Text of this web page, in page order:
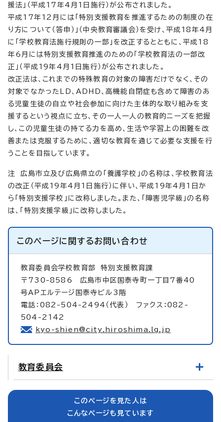
援法」（平成17年4月1日施行）が公布されました。
平成17年12月には「特別支援教育を推進するための制度の在
り方について（答申）」（中央教育審議会）を受け、平成18年4月
に「学校教育法施行規則の一部」を改正するとともに、平成18
年6月には特別支援教育推進のための「学校教育法の一部改
正」（平成19年4月1日施行）が公布されました。
改正法は、これまでの特殊教育の対象の障害だけでなく、その
対象でなかったLD、ADHD、高機能自閉症も含めて障害のあ
る児童生徒の自立や社会参加に向けた主体的な取り組みを支
援するという視点に立ち、その一人一人の教育的ニーズを把握
し、この児童生徒の持てる力を高め、生活や学習上の困難を改
善または克服するために、適切な教育を通じて必要な支援を行
うことを目指しています。
注 広島市立及び広島県立の「養護学校」の名称は、学校教育法
の改正（平成19年4月1日施行）に伴い、平成19年4月1日か
ら「特別支援学校」に改称しました。また、「障害児学級」の名称
は、「特別支援学級」に改称しました。
このページに関するお問い合わせ
教育委員会学校教育部特別支援教育課
〒730-8586 広島市中区国泰寺町一丁目7番40
号APエルテージ国泰寺ビル3階
電話：082-504-2494（代表） ファクス：082-
504-2142
kyo-shien@city.hiroshima.lg.jp
教育委員会
このページを見た人は
こんなページも見ています